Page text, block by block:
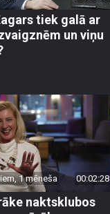
tiek galā ar
un viņu
1 mēneša 00:02:28
naktsklubos